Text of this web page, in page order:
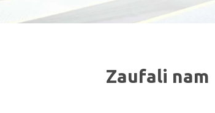
Zaufali nam